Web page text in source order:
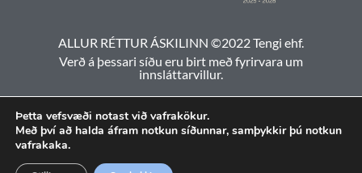
ALLUR RÉTTUR ÁSKILINN ©2022 Tengi ehf.
Verð á þessari síðu eru birt með fyrirvara um
innsláttarvillur.
Þetta vefsvæði notast við vafrakökur.
Með því að halda áfram notkun síðunnar, samþykkir þú notkun
vafrakaka.